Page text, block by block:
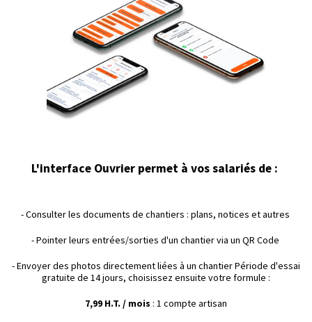
L'interface Ouvrier permet à vos salariés de :
- Consulter les documents de chantiers : plans, notices et autres
- Pointer leurs entrées/sorties d'un chantier via un QR Code
- Envoyer des photos directement liées à un chantier Période d'essai
gratuite de 14 jours, choisissez ensuite votre formule :
7,99 H.T. / mois : 1 compte artisan